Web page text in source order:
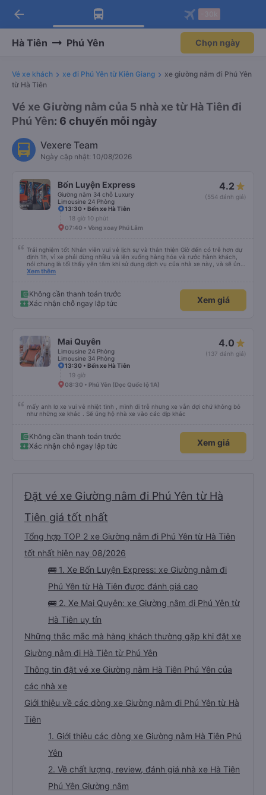
Tải app Vexere ngay!
Nhận ưu đãi thành viên độc
Mở app
Tải app Vexere
-30k/ghế khi đặt vé máy bay qua
Mở app
arrow_back
Hà Tiên Phú Yên Chọn ngày
Vé xe khách xe đi Phú Yên từ Kiên Giang
xe giường nằm đi Phú Yên
từ Hà Tiên
Vé xe Giường nằm của 5 nhà xe từ Hà Tiên đi
Phú Yên: 6 chuyến mỗi ngày
Vexere Team
Ngày cập nhật: 10/08/2026
Bốn Luyện Express
Giường nằm 34 chỗ Luxury
Limousine 24 Phòng
4.2
(554 đánh giá)
13:30 • Bến xe Hà Tiên
18 giờ 10 phút
07:40 • Vòng xoay Phú Lâm
Trải nghiệm tốt Nhân viên vui vẻ lịch sự và thân thiện Giờ đến có trễ hơn dự
định 1h, vì xe phải dừng nhiều và lên xuống hàng hóa và rước hành khách,
nói chung là tối thấy yên tâm khi sử dụng dịch vụ của nhà xe này, và sẽ ủng
hộ và giới thiệu cho người thân sử dụng dịch vụ của nhà xe này
Xem thêm
Không cần thanh toán trước
Xác nhận chỗ ngay lập tức
Xem giá
Mai Quyên
Limousine 24 Phòng
Limousine 34 Phòng
4.0
(137 đánh giá)
13:30 • Bến xe Hà Tiên
19 giờ
08:30 • Phú Yên (Dọc Quốc lộ 1A)
mấy anh lơ xe vui vẻ nhiệt tình , mình đi trễ nhưng xe vẫn đợi chứ không bỏ
như những xe khác . Sẽ ủng hộ nhà xe vào các dịp khác
Không cần thanh toán trước
Xác nhận chỗ ngay lập tức
Xem giá
Đặt vé xe Giường nằm đi Phú Yên từ Hà
Tiên giá tốt nhất
Tổng hợp TOP 2 xe Giường nằm đi Phú Yên từ Hà Tiên
tốt nhất hiện nay 08/2026
🚌 1. Xe Bốn Luyện Express: xe Giường nằm đi
Phú Yên từ Hà Tiên được đánh giá cao
🚌 2. Xe Mai Quyên: xe Giường nằm đi Phú Yên từ
Hà Tiên uy tín
Những thắc mắc mà hàng khách thường gặp khi đặt xe
Giường nằm đi Hà Tiên từ Phú Yên
Thông tin đặt vé xe Giường nằm Hà Tiên Phú Yên của
các nhà xe
Giới thiệu về các dòng xe Giường nằm đi Phú Yên từ Hà
Tiên
1. Giới thiệu các dòng xe Giường nằm Hà Tiên Phú
Yên
2. Về chất lượng, review, đánh giá nhà xe Hà Tiên
Phú Yên Giường nằm